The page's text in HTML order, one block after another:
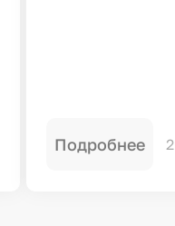
Подробнее